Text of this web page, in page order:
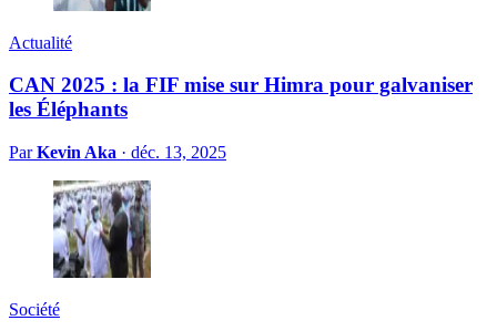
Actualité
CAN 2025 : la FIF mise sur Himra pour galvaniser
les Éléphants
ParKevin Aka · déc. 13, 2025
Société